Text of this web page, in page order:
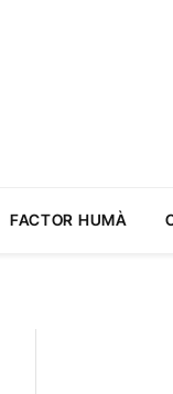
FACTOR HUMÀ